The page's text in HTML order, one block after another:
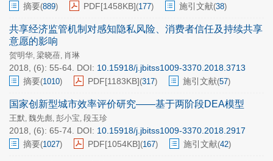
摘要(889) PDF[1458KB](177) 施引文献(38)
共享经济监管机制对感知隐私风险、消费者信任及持续共享
意愿的影响
贺明华, 梁晓蓓, 肖琳
2018, (6): 55-64. DOI: 10.15918/j.jbitss1009-3370.2018.3713
摘要(1010) PDF[1183KB](317) 施引文献(57)
国家创新型城市效率评价研究——基于两阶段DEA模型
王默, 魏先彪, 彭小宝, 段玉珍
2018, (6): 65-74. DOI: 10.15918/j.jbitss1009-3370.2018.2917
摘要(1027) PDF[1054KB](167) 施引文献(42)